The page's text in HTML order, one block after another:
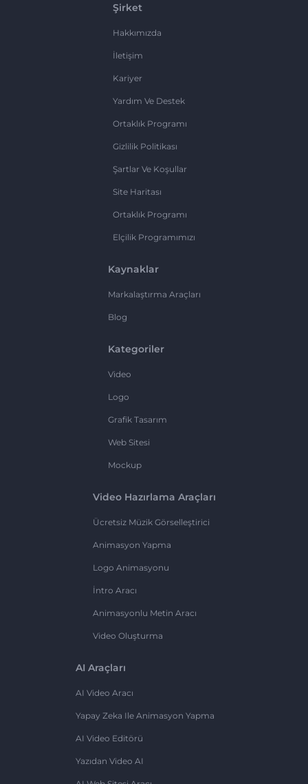
Şirket
Hakkımızda
İletişim
Kariyer
Yardım Ve Destek
Ortaklık Programı
Gizlilik Politikası
Şartlar Ve Koşullar
Site Haritası
Ortaklık Programı
Elçilik Programımızı
Kaynaklar
Markalaştırma Araçları
Blog
Kategoriler
Video
Logo
Grafik Tasarım
Web Sitesi
Mockup
Video Hazırlama Araçları
Ücretsiz Müzik Görselleştirici
Animasyon Yapma
Logo Animasyonu
İntro Aracı
Animasyonlu Metin Aracı
Video Oluşturma
AI Araçları
AI Video Aracı
Yapay Zeka Ile Animasyon Yapma
AI Video Editörü
Yazıdan Video AI